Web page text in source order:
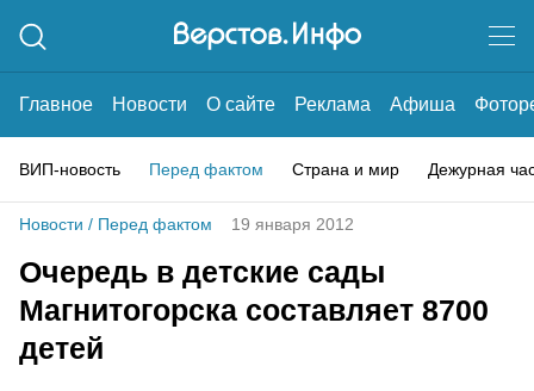
Главное Новости О сайте Реклама Афиша
ВИП-новость Перед фактом Страна и мир Дежурная
Новости / Перед фактом 19 января 2012
Очередь в детские сады
Магнитогорска составляет 8700
детей